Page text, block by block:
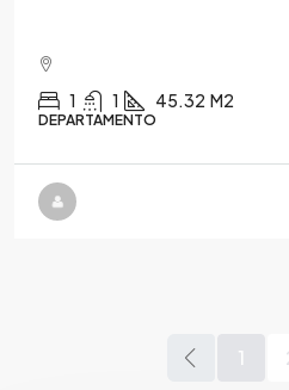
1 1 45.32 M2
DEPARTAMENTO
1